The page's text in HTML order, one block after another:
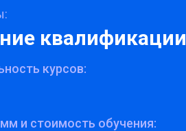
квалификации
курсов:
и стоимость обучения: